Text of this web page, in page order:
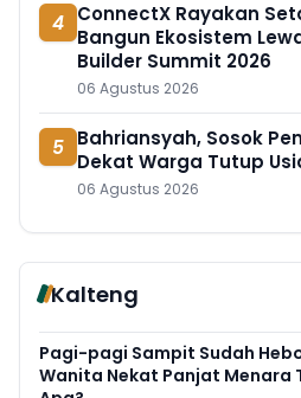
4 ConnectX Rayakan
Bangun Ekosistem
Builder Summit 2026
06 Agustus 2026
5 Bahriansyah, Sosok
Dekat Warga Tutup
06 Agustus 2026
Kalteng
Pagi-pagi Sampit Sudah
Wanita Nekat Panjat Menara